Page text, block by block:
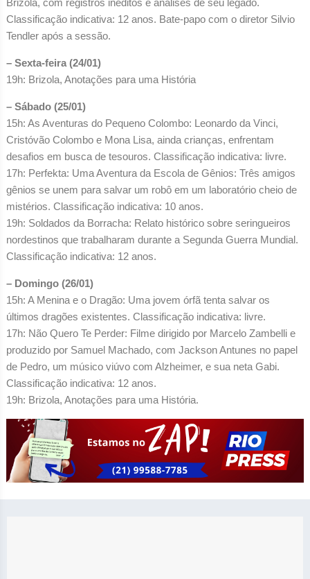
Classificação indicativa: 12 anos. Bate-papo com o diretor Silvio
Tendler após a sessão.
– Sexta-feira (24/01)
19h: Brizola, Anotações para uma História
– Sábado (25/01)
15h: As Aventuras do Pequeno Colombo: Leonardo da Vinci,
Cristóvão Colombo e Mona Lisa, ainda crianças, enfrentam
desafios em busca de tesouros. Classificação indicativa: livre.
17h: Perfekta: Uma Aventura da Escola de Gênios: Três amigos
gênios se unem para salvar um robô em um laboratório cheio de
mistérios. Classificação indicativa: 10 anos.
19h: Soldados da Borracha: Relato histórico sobre seringueiros
nordestinos que trabalharam durante a Segunda Guerra Mundial.
Classificação indicativa: 12 anos.
– Domingo (26/01)
15h: A Menina e o Dragão: Uma jovem órfã tenta salvar os
últimos dragões existentes. Classificação indicativa: livre.
17h: Não Quero Te Perder: Filme dirigido por Marcelo Zambelli e
produzido por Samuel Machado, com Jackson Antunes no papel
de Pedro, um músico viúvo com Alzheimer, e sua neta Gabi.
Classificação indicativa: 12 anos.
19h: Brizola, Anotações para uma História.